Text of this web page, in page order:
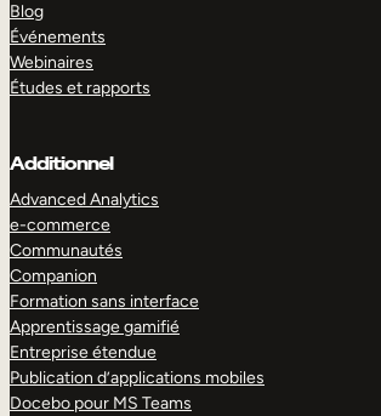
Blog
Événements
Webinaires
Études et rapports
Additionnel
Advanced Analytics
e-commerce
Communautés
Companion
Formation sans interface
Apprentissage gamifié
Entreprise étendue
Publication d’applications mobiles
Docebo pour MS Teams